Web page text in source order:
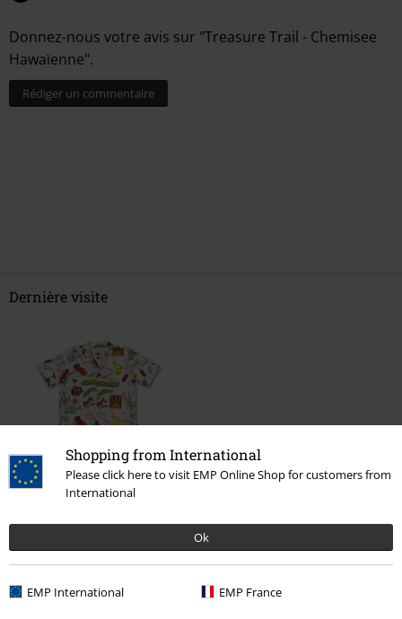
Shopping from International
Please click here to visit EMP Online Shop for customers from
International
Ok
EMP International EMP France
Donnez-nous votre avis sur "Treasure Trail - Chemisee
Hawaïenne".
Rédiger un commentaire
Dernière visite
%
€ 68,99
Plus de catégories. Plus d'options.
Nouveautés Vêtements Chemises Chemises manches courtes